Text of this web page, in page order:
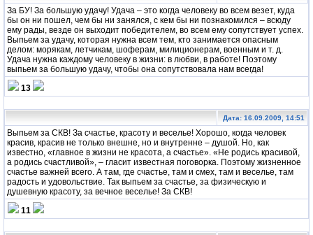
За БУ! За большую удачу! Удача – это когда человеку во всем везет, куда
бы он ни пошел, чем бы ни занялся, с кем бы ни познакомился – всюду
ему рады, везде он выходит победителем, во всем ему сопутствует успех.
Выпьем за удачу, которая нужна всем тем, кто занимается опасным
делом: морякам, летчикам, шоферам, милиционерам, военным и т. д.
Удача нужна каждому человеку в жизни: в любви, в работе! Поэтому
выпьем за большую удачу, чтобы она сопутствовала нам всегда!
13
Дата: 16.09.2009, 14:51
Выпьем за СКВ! За счастье, красоту и веселье! Хорошо, когда человек
красив, красив не только внешне, но и внутренне – душой. Но, как
известно, «главное в жизни не красота, а счастье». «Не родись красивой,
а родись счастливой», – гласит известная поговорка. Поэтому жизненное
счастье важней всего. А там, где счастье, там и смех, там и веселье, там
радость и удовольствие. Так выпьем за счастье, за физическую и
душевную красоту, за вечное веселье! За СКВ!
11